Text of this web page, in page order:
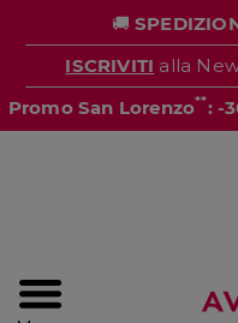
🚚
ISCRIVITI alla
Promo San Lorenzo**: -